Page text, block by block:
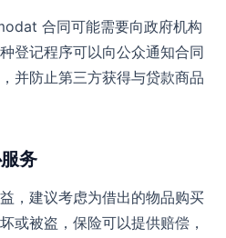
合同可能需要向政府机构
登记程序可以向公众通知合同
并防止第三方获得与贷款商品
务
，建议考虑为借出的物品购买
或被盗，保险可以提供赔偿，